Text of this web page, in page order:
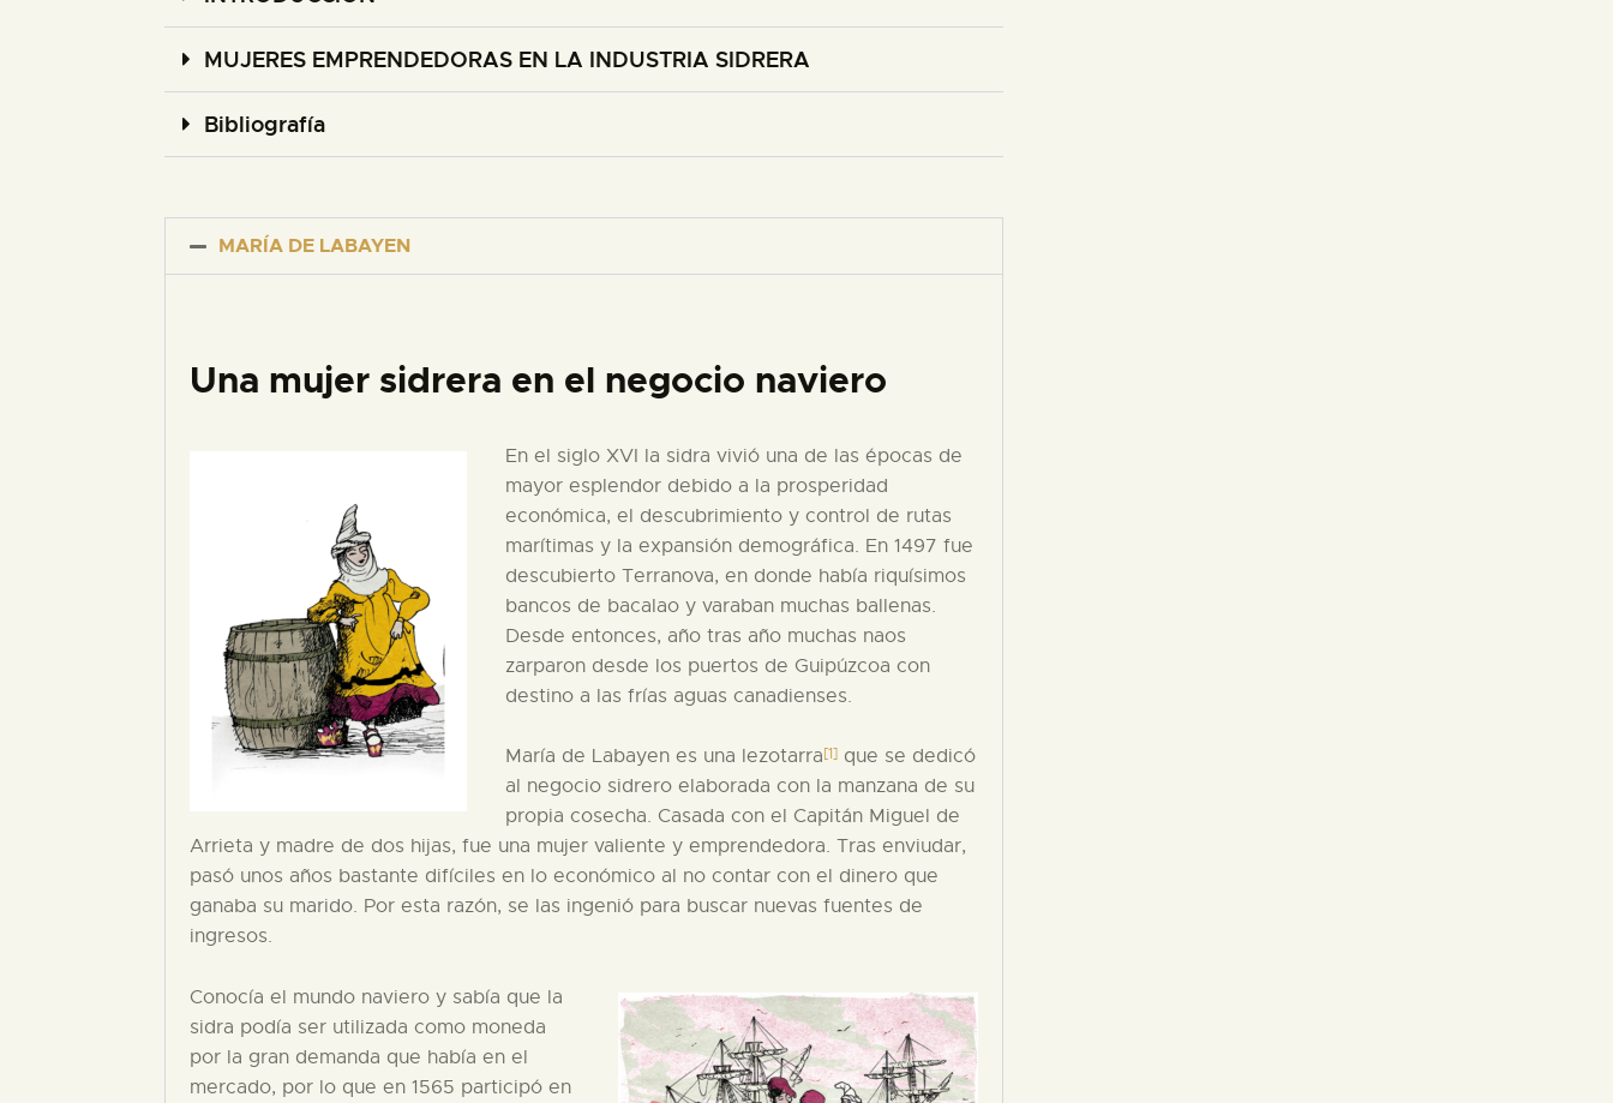
MUJERES EMPRENDEDORAS EN LA INDUSTRIA SIDRERA
Bibliografía
MARÍA DE LABAYEN
Una mujer sidrera en el negocio naviero
En el siglo XVI la sidra vivió una de las épocas de
mayor esplendor debido a la prosperidad
económica, el descubrimiento y control de rutas
marítimas y la expansión demográfica. En 1497 fue
descubierto Terranova, en donde había riquísimos
bancos de bacalao y varaban muchas ballenas.
Desde entonces, año tras año muchas naos
zarparon desde los puertos de Guipúzcoa con
destino a las frías aguas canadienses.
María de Labayen es una lezotarra[1] que se dedicó
al negocio sidrero elaborada con la manzana de su
propia cosecha. Casada con el Capitán Miguel de
Arrieta y madre de dos hijas, fue una mujer valiente y emprendedora. Tras enviudar,
pasó unos años bastante difíciles en lo económico al no contar con el dinero que
ganaba su marido. Por esta razón, se las ingenió para buscar nuevas fuentes de
ingresos.
Conocía el mundo naviero y sabía que la
sidra podía ser utilizada como moneda
por la gran demanda que había en el
mercado, por lo que en 1565 participó en